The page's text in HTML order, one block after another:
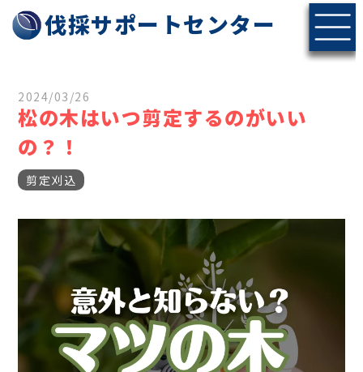
伐採サポートセンター
2024/03/26
松の木はいつ剪定するのがいい
の？！
剪定刈込